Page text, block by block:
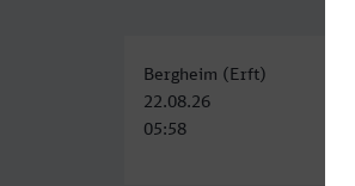
Bergheim (Erft)
22.08.26
05:58